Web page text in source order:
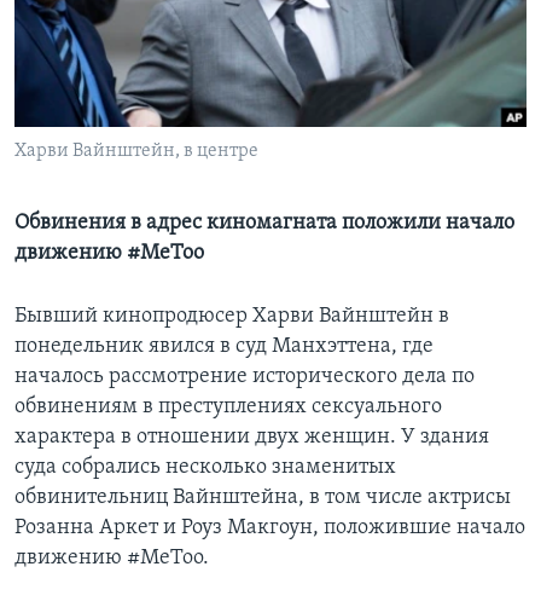
Learning English
СОЦИАЛЬНЫЕ СЕТИ
Языки
Харви Вайнштейн, в центре
Обвинения в адрес киномагната положили начало
движению #MeToo
Бывший кинопродюсер Харви Вайнштейн в
понедельник явился в суд Манхэттена, где
началось рассмотрение исторического дела по
обвинениям в преступлениях сексуального
характера в отношении двух женщин. У здания
суда собрались несколько знаменитых
обвинительниц Вайнштейна, в том числе актрисы
Розанна Аркет и Роуз Макгоун, положившие начало
движению #MeToo.